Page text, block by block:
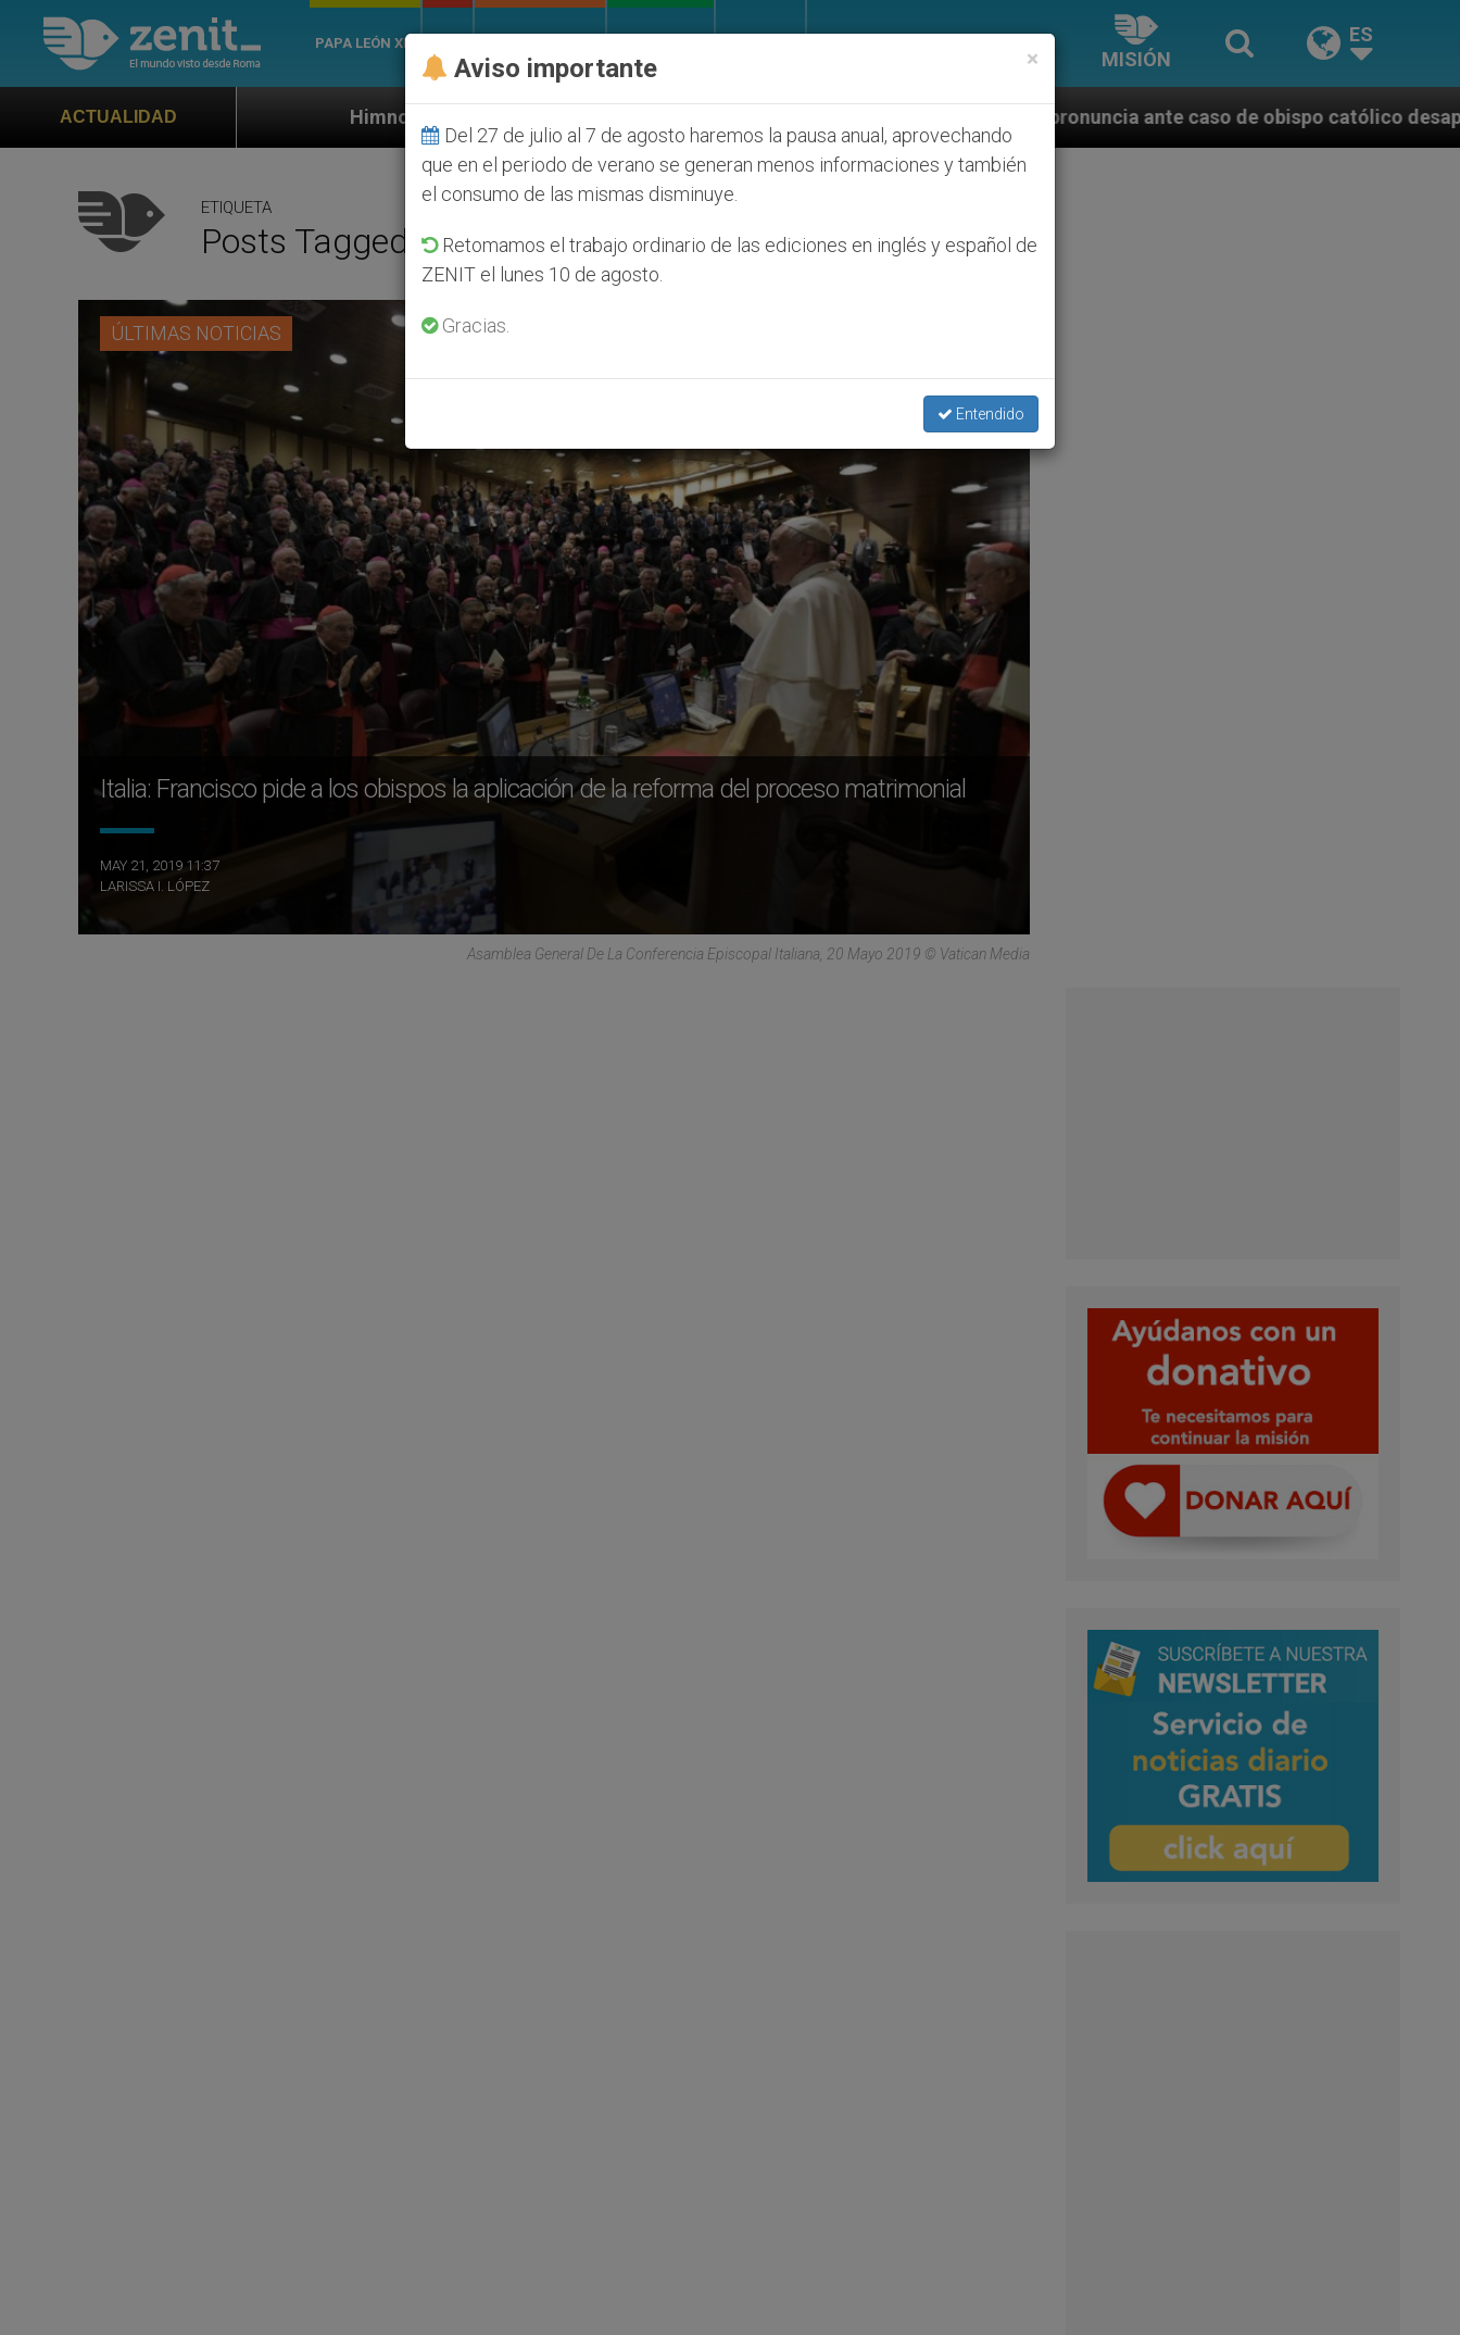
PAPA LEÓN XIV
MISIÓN
ES
ACTUALIDADHimno oficial de la Jornada Mundial de la Juventud Seúl 2027 ONU se pronuncia ante caso de obispo católico desaparecido por la
ETIQUETA
Posts Tagged ‘73 Asamblea General’
ÚLTIMAS NOTICIAS
Italia: Francisco pide a los obispos la aplicación de la reforma del proceso matrimonial
MAY 21, 2019 11:37
LARISSA I. LÓPEZ
Asamblea General De La Conferencia Episcopal Italiana, 20 Mayo 2019 © Vatican Media
×
Aviso importante
Del 27 de julio al 7 de agosto haremos la pausa anual, aprovechando
que en el periodo de verano se generan menos informaciones y también
el consumo de las mismas disminuye.
Retomamos el trabajo ordinario de las ediciones en inglés y español de
ZENIT el lunes 10 de agosto.
Gracias.
Entendido